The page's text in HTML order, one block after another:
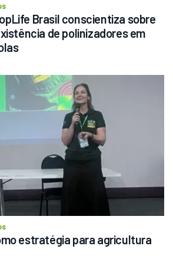
Brasil conscientiza sobre
de polinizadores em
estratégia para agricultura